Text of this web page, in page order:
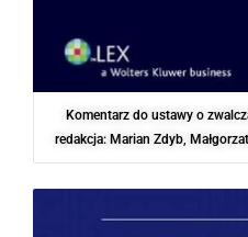
Komentarz do ustawy o
redakcja: Marian Zdyb,